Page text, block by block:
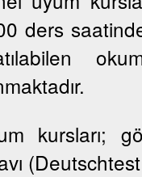
ders
kursları;